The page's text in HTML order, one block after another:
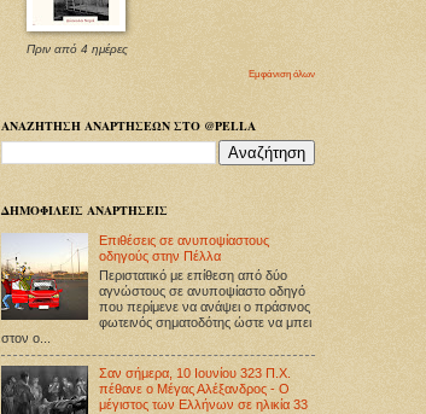
Πριν από 4 ημέρες
Εμφάνιση όλων
ΑΝΑΖΗΤΗΣΗ ΑΝΑΡΤΗΣΕΩΝ ΣΤΟ @PELLA
ΔΗΜΟΦΙΛΕΙΣ ΑΝΑΡΤΗΣΕΙΣ
Επιθέσεις σε ανυποψίαστους
οδηγούς στην Πέλλα
Περιστατικό με επίθεση από δύο
αγνώστους σε ανυποψίαστο οδηγό
που περίμενε να ανάψει ο πράσινος
φωτεινός σηματοδότης ώστε να μπει
στον ο...
Σαν σήμερα, 10 Ιουνίου 323 Π.Χ.
πέθανε ο Μέγας Αλέξανδρος - Ο
μέγιστος των Ελλήνων σε ηλικία 33